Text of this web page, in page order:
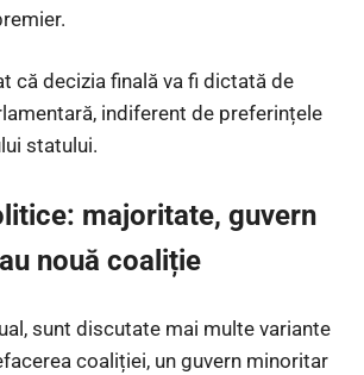
că decizia finală va fi dictată de
indiferent de preferințele
statului.
majoritate, guvern
nouă coaliție
sunt discutate mai multe variante
coaliției, un guvern minoritar